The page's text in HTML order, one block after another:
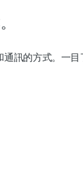
訊的方式。一